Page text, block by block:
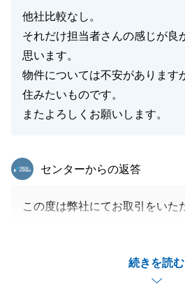
閉じる
他社比較なし。
それだけ担当者さんの感じが良
思います。
物件については不安があります
住みたいものです。
またよろしくお願いします。
続きを読む
東急リバブル
センターからの返答
この度は弊社にてお取引をいた
O様が希望されておりました、